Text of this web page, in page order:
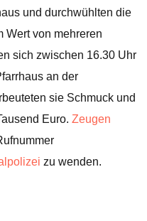
und durchwühlten die
Wert von mehreren
sich zwischen 16.30 Uhr
an der
sie Schmuck und
Euro. Zeugen
zu wenden.